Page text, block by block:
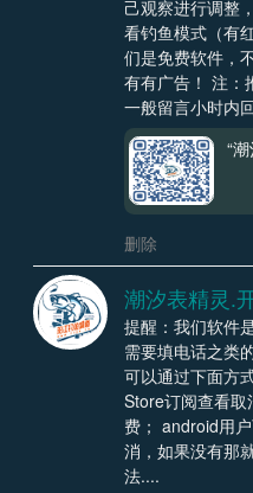
己观察进行调整
看钓鱼模式（有
们是免费软件，
有有广告！ 注：
一般留言小时内
“
删除
潮汐表精灵.
提醒：我们软件
需要填电话之类
可以通过下面方
Store订阅查看
费； android用
消，如果没有那
法....